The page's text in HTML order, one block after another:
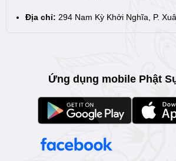
Địa chỉ: 294 Nam Kỳ Khởi Nghĩa, P.
Ứng dụng mobile Phật